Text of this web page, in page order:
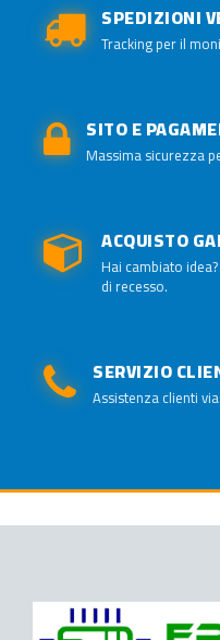
SPEDIZIONI
Tracking per il
SITO E
Massima sicurezza
ACQUISTO
Hai cambiato
di recesso.
SERVIZIO
Assistenza clienti